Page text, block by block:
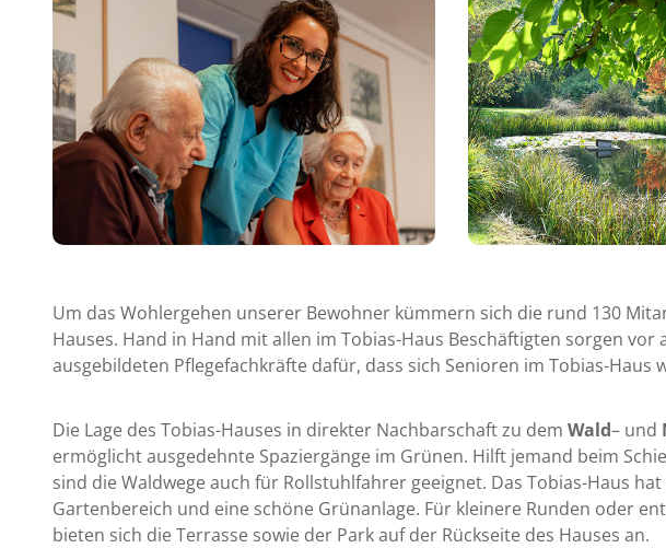
Um das Wohlergehen unserer Bewohner kümmern sich die rund 130
Hauses. Hand in Hand mit allen im Tobias-Haus Beschäftigten sorgen vor
ausgebildeten Pflegefachkräfte dafür, dass sich Senioren im Tobias-Haus
Die Lage des Tobias-Hauses in direkter Nachbarschaft zu dem Wald– und
ermöglicht ausgedehnte Spaziergänge im Grünen. Hilft jemand beim
sind die Waldwege auch für Rollstuhlfahrer geeignet. Das Tobias-Haus
Gartenbereich und eine schöne Grünanlage. Für kleinere Runden oder
bieten sich die Terrasse sowie der Park auf der Rückseite des Hauses an.